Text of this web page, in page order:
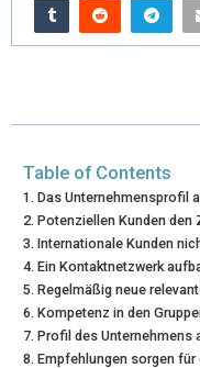
I
)
B
Table of Contents
Das Unternehmensprofil
Potenziellen Kunden den
Internationale Kunden
Ein Kontaktnetzwerk
Regelmäßig neue
Kompetenz in den
Profil des Unternehmens
Empfehlungen sorgen